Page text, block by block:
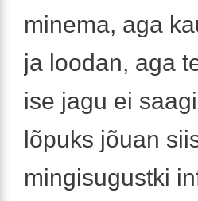
minema, aga
ja loodan, aga
ise jagu ei
lõpuks jõuan
mingisugustki